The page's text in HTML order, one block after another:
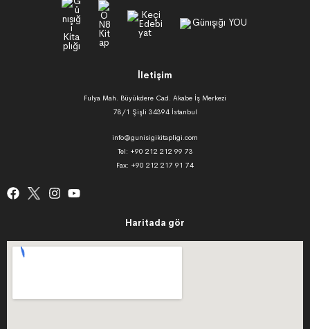
İletişim
Fulya Mah. Büyükdere Cad. Akabe İş Merkezi
78/1 Şişli 34394 İstanbul
info@gunisigikitapligi.com
Tel: +90 212 212 99 73
Fax: +90 212 217 91 74
Haritada gör